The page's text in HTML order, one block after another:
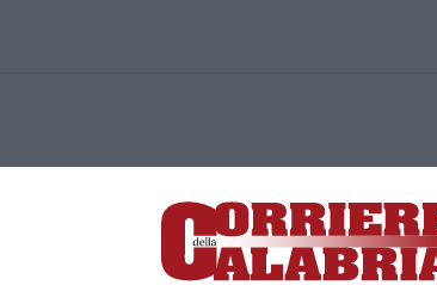
Lamezia Terme (CZ)
- Direttore responsabile Paola Militano |Privacy